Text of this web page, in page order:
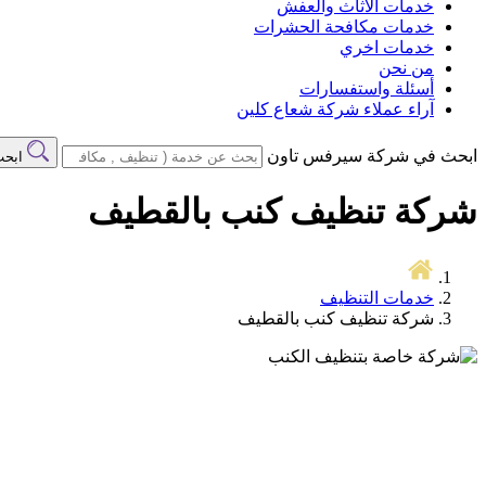
خدمات الاثاث والعفش
خدمات مكافحة الحشرات
خدمات اخري
من نحن
أسئلة واستفسارات
آراء عملاء شركة شعاع كلين
ابحث في شركة سيرفس تاون
شركة تنظيف كنب بالقطيف
خدمات التنظيف
شركة تنظيف كنب بالقطيف